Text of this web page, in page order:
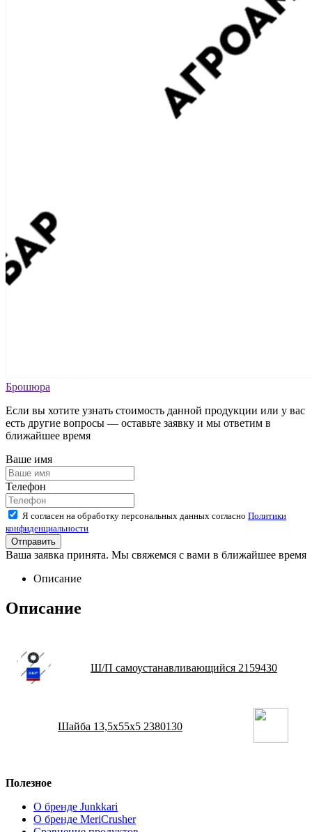
Брошюра
Если вы хотите узнать стоимость данной продукции или у вас
есть другие вопросы — оставьте заявку и мы ответим в
ближайшее время
Ваше имя
Телефон
Я согласен на обработку персональных данных согласно Политики
конфиденциальности
Ваша заявка принята. Мы свяжемся с вами в ближайшее время
Описание
Описание
Ш/П самоустанавливающийся 2159430
Шайба 13,5х55х5 2380130
Полезное
О бренде Junkkari
О бренде MeriCrusher